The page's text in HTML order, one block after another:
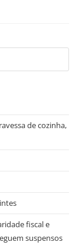
de cozinha,
fiscal e
suspensos